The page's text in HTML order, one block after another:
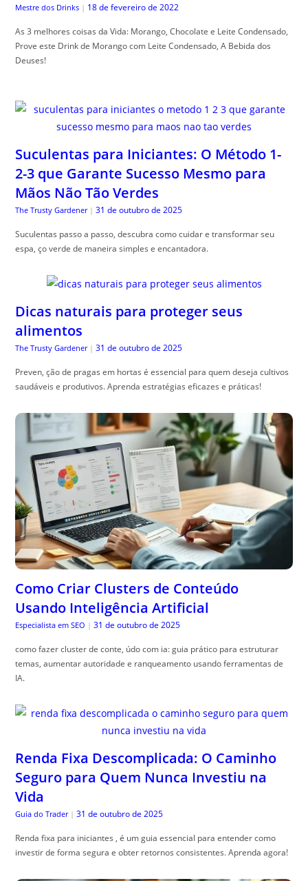
Mestre dos Drinks | 18 de fevereiro de 2022
As 3 melhores coisas da Vida: Morango, Chocolate e Leite Condensado,
Prove este Drink de Morango com Leite Condensado, A Bebida dos
Deuses!
Suculentas para Iniciantes: O Método 1-
2-3 que Garante Sucesso Mesmo para
Mãos Não Tão Verdes
The Trusty Gardener | 31 de outubro de 2025
Suculentas passo a passo, descubra como cuidar e transformar seu
espa, ço verde de maneira simples e encantadora.
Dicas naturais para proteger seus
alimentos
The Trusty Gardener | 31 de outubro de 2025
Preven, ção de pragas em hortas é essencial para quem deseja cultivos
saudáveis e produtivos. Aprenda estratégias eficazes e práticas!
Como Criar Clusters de Conteúdo
Usando Inteligência Artificial
Especialista em SEO | 31 de outubro de 2025
como fazer cluster de conte, údo com ia: guia prático para estruturar
temas, aumentar autoridade e ranqueamento usando ferramentas de
IA.
Renda Fixa Descomplicada: O Caminho
Seguro para Quem Nunca Investiu na
Vida
Guia do Trader | 31 de outubro de 2025
Renda fixa para iniciantes , é um guia essencial para entender como
investir de forma segura e obter retornos consistentes. Aprenda agora!